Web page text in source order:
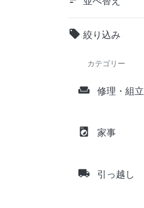
local_offer 絞り込み
カテゴリー
weekend 修理・組立
local_laundry_service 家事
local_shipping 引っ越し